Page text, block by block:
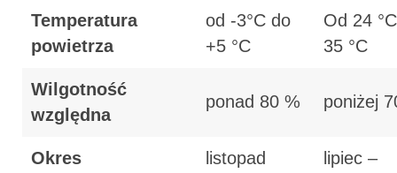
Temperatura
powietrza
od -3°C do
+5 °C
Od 24
35 °C
Wilgotność
względna
ponad 80 % poniżej
Okres
listopad 
lipiec –